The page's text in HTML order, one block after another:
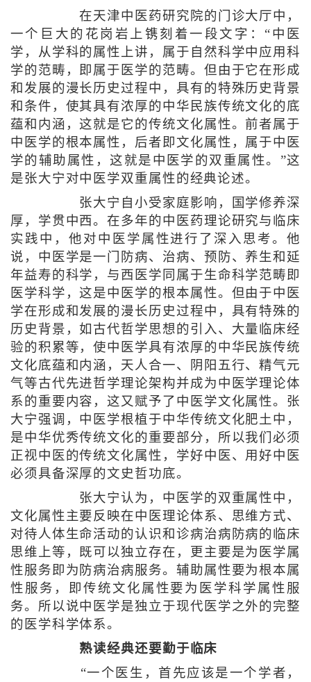
在天津中医药研究院的门诊大厅中，
一个巨大的花岗岩上镌刻着一段文字：“中医
学，从学科的属性上讲，属于自然科学中应用科
学的范畴，即属于医学的范畴。但由于它在形成
和发展的漫长历史过程中，具有的特殊历史背景
和条件，使其具有浓厚的中华民族传统文化的底
蕴和内涵，这就是它的传统文化属性。前者属于
中医学的根本属性，后者即文化属性，属于中医
学的辅助属性，这就是中医学的双重属性。”这
是张大宁对中医学双重属性的经典论述。
张大宁自小受家庭影响，国学修养深
厚，学贯中西。在多年的中医药理论研究与临床
实践中，他对中医学属性进行了深入思考。他
说，中医学是一门防病、治病、预防、养生和延
年益寿的科学，与西医学同属于生命科学范畴即
医学科学，这是中医学的根本属性。但由于中医
学在形成和发展的漫长历史过程中，具有特殊的
历史背景，如古代哲学思想的引入、大量临床经
验的积累等，使中医学具有浓厚的中华民族传统
文化底蕴和内涵，天人合一、阴阳五行、精气元
气等古代先进哲学理论架构并成为中医学理论体
系的重要内容，这又赋予了中医学文化属性。张
大宁强调，中医学根植于中华传统文化肥土中，
是中华优秀传统文化的重要部分，所以我们必须
正视中医的传统文化属性，学好中医、用好中医
必须具备深厚的文史哲功底。
张大宁认为，中医学的双重属性中，
文化属性主要反映在中医理论体系、思维方式、
对待人体生命活动的认识和诊病治病防病的临床
思维上等，既可以独立存在，更主要是为医学属
性服务即为防病治病服务。辅助属性要为根本属
性服务，即传统文化属性要为医学科学属性服
务。所以说中医学是独立于现代医学之外的完整
的医学科学体系。
熟读经典还要勤于临床
“一个医生，首先应该是一个学者，